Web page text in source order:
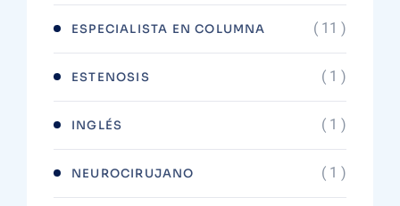
ESPECIALISTA EN COLUMNA ( 11 )
ESTENOSIS ( 1 )
INGLÉS ( 1 )
NEUROCIRUJANO ( 1 )